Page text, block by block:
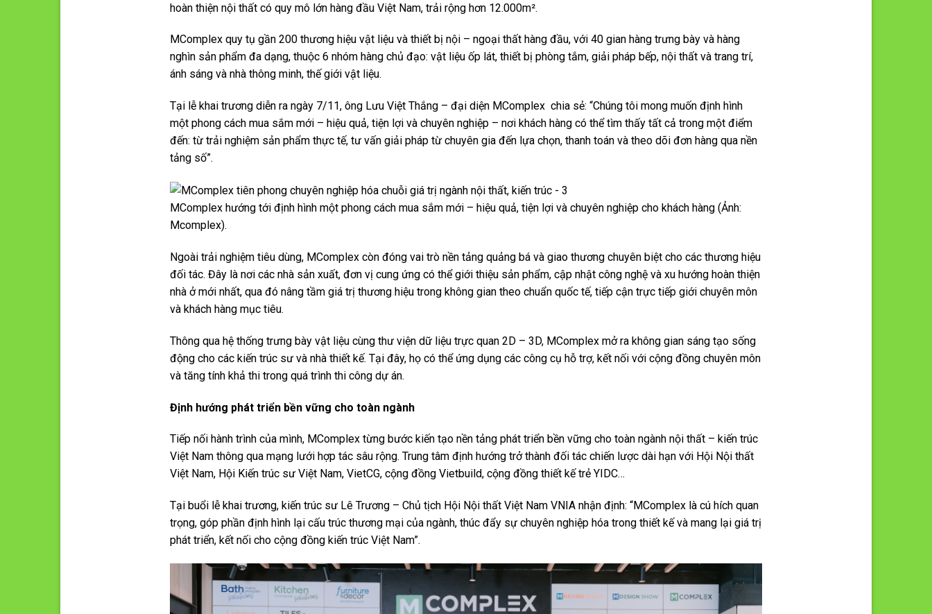
hoàn thiện nội thất có quy mô lớn hàng đầu Việt Nam, trải rộng hơn 12.000m².
MComplex quy tụ gần 200 thương hiệu vật liệu và thiết bị nội – ngoại thất hàng đầu, với 40 gian hàng trưng bày và hàng
nghìn sản phẩm đa dạng, thuộc 6 nhóm hàng chủ đạo: vật liệu ốp lát, thiết bị phòng tắm, giải pháp bếp, nội thất và trang trí,
ánh sáng và nhà thông minh, thế giới vật liệu.
Tại lễ khai trương diễn ra ngày 7/11, ông Lưu Việt Thắng – đại diện MComplex chia sẻ: “Chúng tôi mong muốn định hình
một phong cách mua sắm mới – hiệu quả, tiện lợi và chuyên nghiệp – nơi khách hàng có thể tìm thấy tất cả trong một điểm
đến: từ trải nghiệm sản phẩm thực tế, tư vấn giải pháp từ chuyên gia đến lựa chọn, thanh toán và theo dõi đơn hàng qua nền
tảng số”.
MComplex hướng tới định hình một phong cách mua sắm mới – hiệu quả, tiện lợi và chuyên nghiệp cho khách hàng (Ảnh:
Mcomplex).
Ngoài trải nghiệm tiêu dùng, MComplex còn đóng vai trò nền tảng quảng bá và giao thương chuyên biệt cho các thương hiệu
đối tác. Đây là nơi các nhà sản xuất, đơn vị cung ứng có thể giới thiệu sản phẩm, cập nhật công nghệ và xu hướng hoàn thiện
nhà ở mới nhất, qua đó nâng tầm giá trị thương hiệu trong không gian theo chuẩn quốc tế, tiếp cận trực tiếp giới chuyên môn
và khách hàng mục tiêu.
Thông qua hệ thống trưng bày vật liệu cùng thư viện dữ liệu trực quan 2D – 3D, MComplex mở ra không gian sáng tạo sống
động cho các kiến trúc sư và nhà thiết kế. Tại đây, họ có thể ứng dụng các công cụ hỗ trợ, kết nối với cộng đồng chuyên môn
và tăng tính khả thi trong quá trình thi công dự án.
Định hướng phát triển bền vững cho toàn ngành
Tiếp nối hành trình của mình, MComplex từng bước kiến tạo nền tảng phát triển bền vững cho toàn ngành nội thất – kiến trúc
Việt Nam thông qua mạng lưới hợp tác sâu rộng. Trung tâm định hướng trở thành đối tác chiến lược dài hạn với Hội Nội thất
Việt Nam, Hội Kiến trúc sư Việt Nam, VietCG, cộng đồng Vietbuild, cộng đồng thiết kế trẻ YIDC…
Tại buổi lễ khai trương, kiến trúc sư Lê Trương – Chủ tịch Hội Nội thất Việt Nam VNIA nhận định: “MComplex là cú hích quan
trọng, góp phần định hình lại cấu trúc thương mại của ngành, thúc đẩy sự chuyên nghiệp hóa trong thiết kế và mang lại giá trị
phát triển, kết nối cho cộng đồng kiến trúc Việt Nam”.